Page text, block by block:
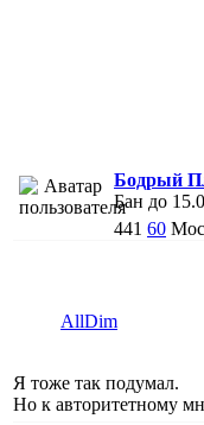
Бодрый
Бан до
441 60
AllDim
Я тоже так подумал.
Но к авторитетному